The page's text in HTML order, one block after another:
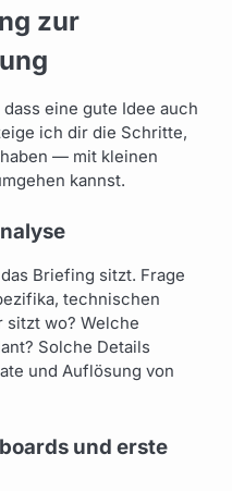
zur
eine gute Idee auch
ich dir die Schritte,
— mit kleinen
kannst.
Briefing sitzt. Frage
technischen
sitzt wo? Welche
Solche Details
und Auflösung von
und erste